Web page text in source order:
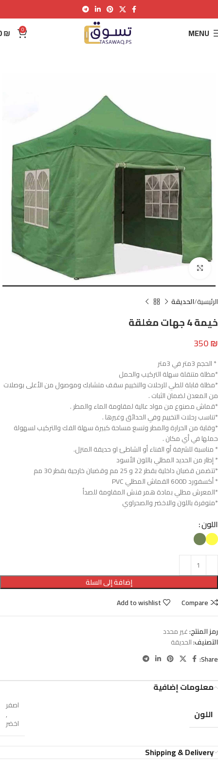
MENU
0
₪
Click to enlarge
الرئيسية الحديقة
خيمة 4 جهات مغلقة
350₪
* الحجم 3متر في 3متر
*مظلة متنقلة سهلة التركيب والحمل
*مظلة قابلة للطي للرحلات والتخييم سقف متشابك وموصول من الأعلى بوصلات
من المعدن لضمان الثبات .
*قماش مصنوع من مواد عالية لمقاومة الماء والمطر .
*تناسب رحلات التخييم وفي الحدائق وغيرها .
*وقاية من الحرارة والمطر وتسع مساحة كبيرة سهلة الفك والتركيب لسهولة
حملها في أي مكان .
* مناسبة للشرفة أو الفناء أو الشاطئ او حديقة المنزل.
* إطار من الحديد المطلي باللون الأسود
*تتضمن قضبان داخلية بقطر 22 و 25 مم وقضبان خارجية بقطر 30 مم
* أكسفورد 600D القماش المطلي PVC
*المعرش مطلي بمادة همر فنش المقاومة للصدأ
*متوفرة باللون والاخضر والصحراوي
اللون
إضافة إلى السلة
Compare
Add to wishlist
رمز المنتج:غير محدد
التصنيف:الحديقة
Share:
معلومات إضافية
اللون
اصفر
,
اخضر
Shipping & Delivery